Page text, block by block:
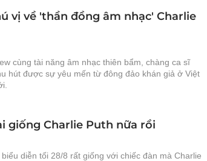
vị về 'thần đồng âm nhạc' Charlie
cùng tài năng âm nhạc thiên bẩm, chàng ca sĩ
hút được sự yêu mến từ đông đảo khán giả ở Việt
giống Charlie Puth nữa rồi
diễn tối 28/8 rất giống với chiếc đàn mà Charlie